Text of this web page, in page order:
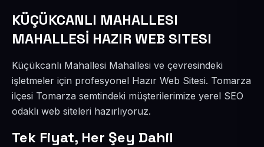
KÜÇÜKCANLI MAHALLESI
MAHALLESİ HAZIR WEB SITESI
Küçükcanlı Mahallesi Mahallesi ve çevresindeki
işletmeler için profesyonel Hazır Web Sitesi. Tomarza
ilçesi Tomarza semtindeki müşterilerimize yerel SEO
odaklı web siteleri hazırlıyoruz.
Tek Fiyat, Her Şey Dahil